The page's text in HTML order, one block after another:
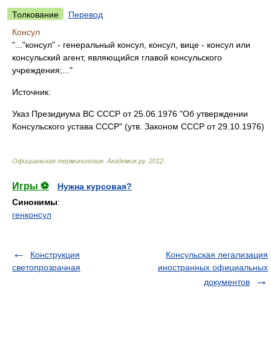
Толкование
Перевод
Консул
"..."консул" - генеральный консул, консул, вице - консул или
консульский агент, являющийся главой консульского
учреждения;..."
Источник:
Указ Президиума ВС СССР от 25.06.1976 "Об утверждении
Консульского устава СССР" (утв. Законом СССР от 29.10.1976)
Официальная терминология Академик.ру. 2012
Игры ⚽
Нужна курсовая?
Синонимы:
генконсул
Конструкция
светопрозрачная
Консульская легализация
иностранных официальных
документов